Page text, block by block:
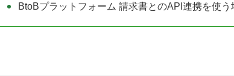
BtoBプラットフォーム 請求書とのAPI連携を使